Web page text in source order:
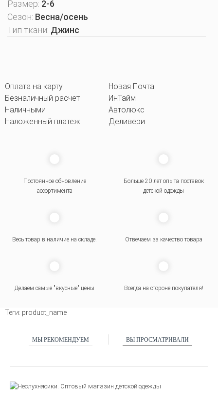
Размер: 2-6
Сезон: Весна/осень
Тип ткани: Джинс
Оплата на карту
Безналичный расчет
Наличными
Наложенный платеж
Новая Почта
ИнТайм
Автолюкс
Деливери
Постоянное обновление
ассортимента
Больше 20 лет опыта поставок
детской одежды
Весь товар в наличие на складе. Отвечаем за качество товара
Делаем самые "вкусные" цены Всегда на стороне покупателя!
Теги: product_name
МЫ РЕКОМЕНДУЕМ ВЫ ПРОСМАТРИВАЛИ